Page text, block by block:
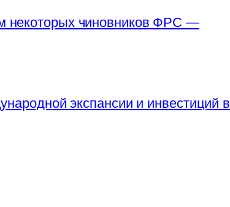
некоторых чиновников ФРС —
экспансии и инвестиций в